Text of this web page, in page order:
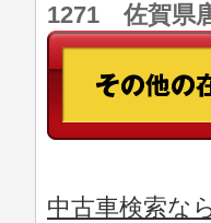
1271 佐賀県
中古車検索な